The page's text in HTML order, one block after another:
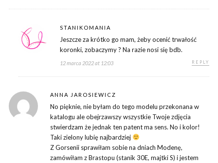
STANIKOMANIA
Jeszcze za krótko go mam, żeby ocenić trwałość
koronki, zobaczymy ? Na razie nosi się bdb.
12 marca 2022 at 12:03 REPLY
ANNA JAROSIEWICZ
No pięknie, nie byłam do tego modelu przekonana w
katalogu ale obejrzawszy wszystkie Twoje zdjęcia
stwierdzam że jednak ten patent ma sens. No i kolor!
Taki zielony lubię najbardziej
Z Gorsenii sprawiłam sobie na dniach Modenę,
zamówiłam z Brastopu (stanik 30E, majtki S) i jestem